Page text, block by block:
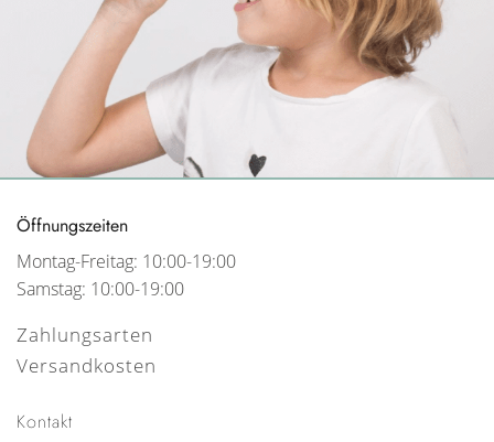
Öffnungszeiten
Montag-Freitag: 10:00-19:00
Samstag: 10:00-19:00
Zahlungsarten
Versandkosten
Kontakt